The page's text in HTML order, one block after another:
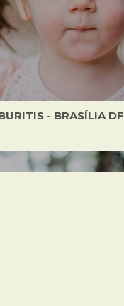
- BRASÍLIA DF